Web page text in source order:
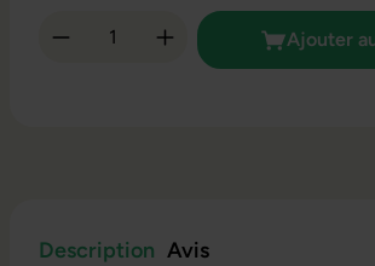
Quantité de produit :Ajouter
Description Avis